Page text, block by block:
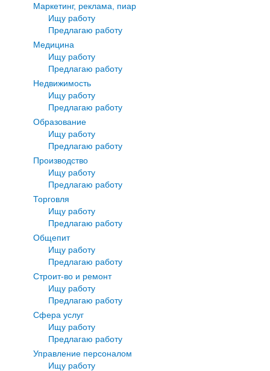
Маркетинг, реклама, пиар
Ищу работу
Предлагаю работу
Медицина
Ищу работу
Предлагаю работу
Недвижимость
Ищу работу
Предлагаю работу
Образование
Ищу работу
Предлагаю работу
Производство
Ищу работу
Предлагаю работу
Торговля
Ищу работу
Предлагаю работу
Общепит
Ищу работу
Предлагаю работу
Строит-во и ремонт
Ищу работу
Предлагаю работу
Сфера услуг
Ищу работу
Предлагаю работу
Управление персоналом
Ищу работу